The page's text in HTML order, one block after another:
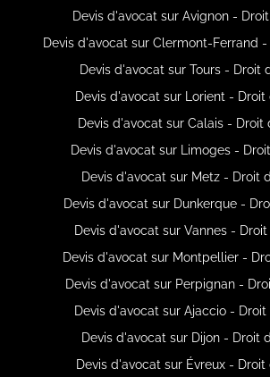
Devis d'avocat sur Avignon -
Devis d'avocat sur Clermont-Ferrand
Devis d'avocat sur Tours - Droit
Devis d'avocat sur Lorient -
Devis d'avocat sur Calais - Droit
Devis d'avocat sur Limoges -
Devis d'avocat sur Metz - Droit
Devis d'avocat sur Dunkerque -
Devis d'avocat sur Vannes -
Devis d'avocat sur Montpellier -
Devis d'avocat sur Perpignan -
Devis d'avocat sur Ajaccio -
Devis d'avocat sur Dijon - Droit
Devis d'avocat sur Évreux -